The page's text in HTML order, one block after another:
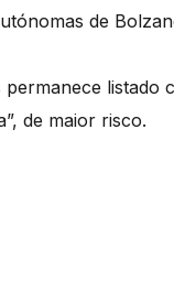
de
listado
de maior risco.